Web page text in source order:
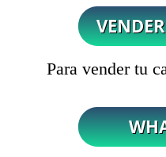
Para vender tu